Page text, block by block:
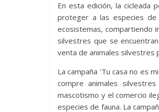
En esta edición, la cicleada
proteger a las especies de
ecosistemas, compartiendo
silvestres que se
venta de animales silvestres
La campaña ‘Tu casa no es
compre animales
mascotismo y el comercio
especies de fauna. La